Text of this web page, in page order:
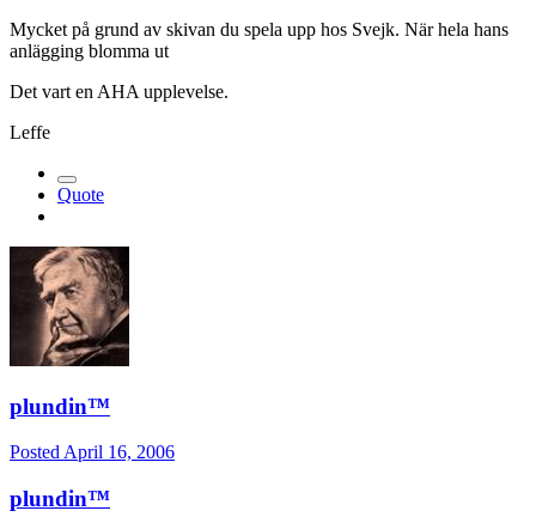
Mycket på grund av skivan du spela upp hos Svejk. När hela hans
anlägging blomma ut
Det vart en AHA upplevelse.
Leffe
Quote
plundin™
PostedApril 16, 2006
plundin™